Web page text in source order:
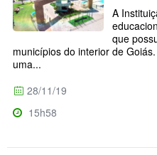
A
que
municípios do interior de
uma...
28/11/19
15h58